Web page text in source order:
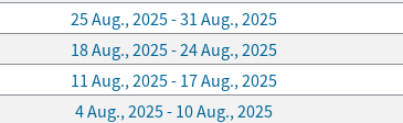
25 Aug., 2025 - 31 Aug., 2025
18 Aug., 2025 - 24 Aug., 2025
11 Aug., 2025 - 17 Aug., 2025
4 Aug., 2025 - 10 Aug., 2025